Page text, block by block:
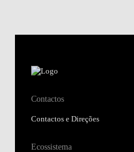
Contactos
Contactos e Direções
Ecossistema